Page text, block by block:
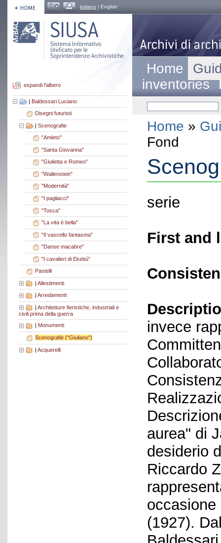
italiano | English
espandi l'albero
| Baldessari Luciano
Disegni futuristi
| Scenografie
"Amleto"
"Santa Giovanna"
"Giulietta e Romeo"
"Wallenstein"
"Modernità"
"I pagliacci"
"Tosca"
"La vita è bella"
"Il vascello fantasma"
"Danse macabre"
"I cavalieri di Ekebù"
Pastelli
| Allestimenti
Arredamenti
| Architetture fieristiche, industriali e
civili prima della guerra
Monumenti
Scenografie ("Giuliano")
| Acquerelli
Home
inventories
Home »
Fond
serie
First and
invece
aurea" di
desiderio
Riccardo
occasione
(1927).